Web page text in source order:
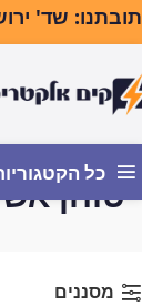
שד' ירושלים 29, ר"ג
כל
טוחן
מסננים